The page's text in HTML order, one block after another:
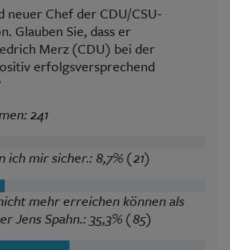
Chef der CDU/CSU-
Glauben Sie, dass er
Merz (CDU) bei der
erfolgsversprechend
241
ich mir sicher.: 8,7% (21)
mehr erreichen können als
Jens Spahn.: 35,3% (85)